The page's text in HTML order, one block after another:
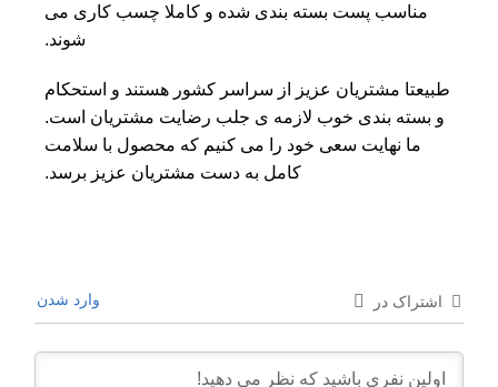
مناسب پست بسته بندی شده و کاملا چسب کاری می
شوند.
طبیعتا مشتریان عزیز از سراسر کشور هستند و استحکام
و بسته بندی خوب لازمه ی جلب رضایت مشتریان است.
ما نهایت سعی خود را می کنیم که محصول با سلامت
کامل به دست مشتریان عزیز برسد.
اشتراک در وارد شدن